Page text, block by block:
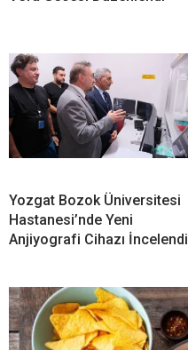
Yozgat Bozok Üniversitesi
Hastanesi’nde Yeni
Anjiyografi Cihazı İncelendi